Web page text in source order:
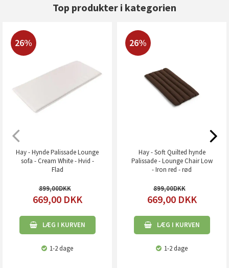
Top produkter i kategorien
26%
Hay - Hynde Palissade Lounge
sofa - Cream White - Hvid -
Flad
899,00
669,00 DKK
LÆG I KURVEN
1-2 dage
26%
Hay - Soft Quilted hynde
Palissade - Lounge Chair Low
- Iron red - rød
899,00
669,00 DKK
LÆG I KURVEN
1-2 dage